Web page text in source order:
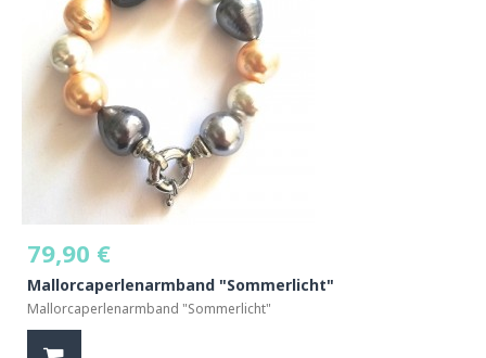
79,90 €
Mallorcaperlenarmband "Sommerlicht"
Mallorcaperlenarmband "Sommerlicht"